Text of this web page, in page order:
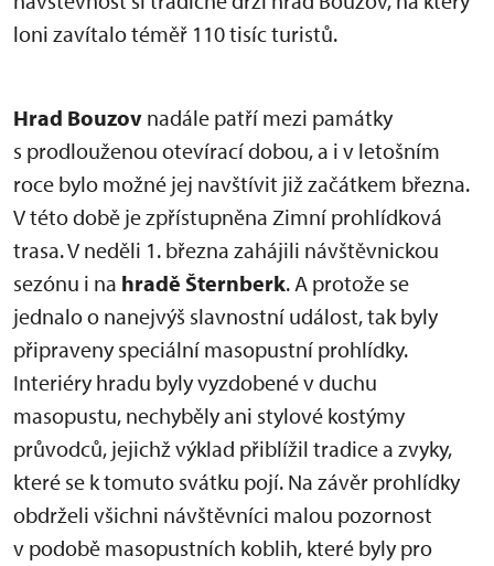
loni zavítalo téměř 110 tisíc turistů.
Hrad Bouzov nadále patří mezi památky
s prodlouženou otevírací dobou, a i v letošním
roce bylo možné jej navštívit již začátkem března.
V této době je zpřístupněna Zimní prohlídková
trasa. V neděli 1. března zahájili návštěvnickou
sezónu i na hradě Šternberk. A protože se
jednalo o nanejvýš slavnostní událost, tak byly
připraveny speciální masopustní prohlídky.
Interiéry hradu byly vyzdobené v duchu
masopustu, nechyběly ani stylové kostýmy
průvodců, jejichž výklad přiblížil tradice a zvyky,
které se k tomuto svátku pojí. Na závěr prohlídky
obdrželi všichni návštěvníci malou pozornost
v podobě masopustních koblih, které byly pro